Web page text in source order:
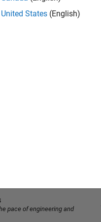
United States (English)
pace of engineering and